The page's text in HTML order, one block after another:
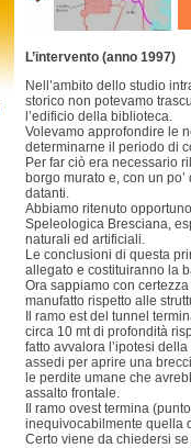
L’intervento (anno 1997)
Nell’ambito dello studio
storico non potevamo
l’edificio della biblioteca.
Volevamo approfondire le
determinarne il periodo di
Per far ciò era necessario
borgo murato e, con un
datanti.
Abbiamo ritenuto
Speleologica Bresciana,
naturali ed artificiali.
Le conclusioni di questa
allegato e costituiranno la
Ora sappiamo con
manufatto rispetto alle
Il ramo est del tunnel
circa 10 mt di profondità
fatto avvalora l’ipotesi
assedi per aprire una
le perdite umane che
assalto frontale.
Il ramo ovest termina
inequivocabilmente quella
Certo viene da chiedersi